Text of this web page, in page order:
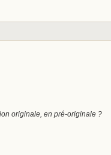
originale, en pré-originale ?